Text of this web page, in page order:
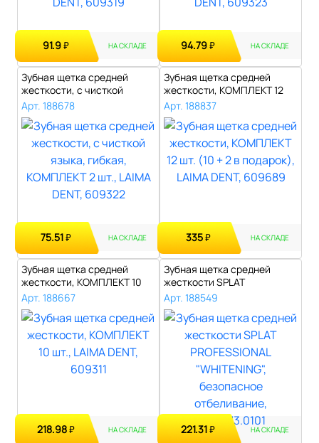
91.9₽ НА СКЛАДЕ 94.79₽ НА СКЛАДЕ
Зубная щетка средней
жесткости, с чисткой
языка, гибкая..
Арт. 188678
75.51₽ НА СКЛАДЕ
Зубная щетка средней
жесткости, КОМПЛЕКТ 12
шт. (10 + 2..
Арт. 188837
335₽ НА СКЛАДЕ
Зубная щетка средней
жесткости, КОМПЛЕКТ 10
шт., LAIMA ..
Арт. 188667
218.98₽ НА СКЛАДЕ
Зубная щетка средней
жесткости SPLAT
PROFESSIONAL "WHIT..
Арт. 188549
221.31₽ НА СКЛАДЕ